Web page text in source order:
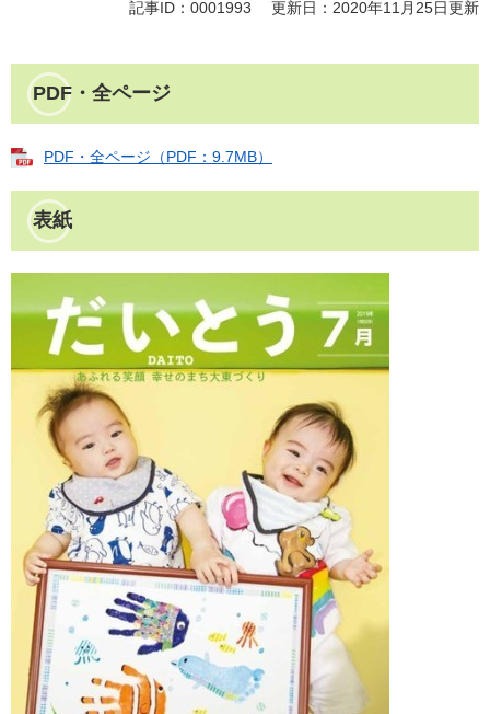
記事ID：0001993 更新日：2020年11月25日更新
PDF・全ページ
PDF・全ページ（PDF：9.7MB）
表紙